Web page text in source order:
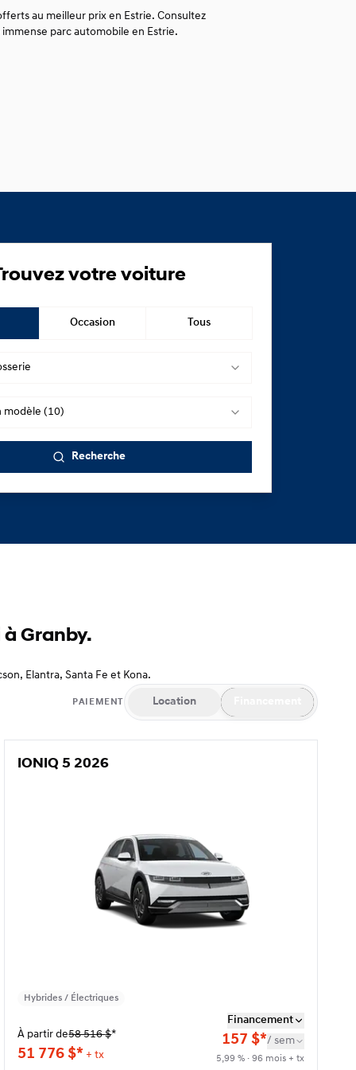
au meilleur prix en Estrie. Consultez
parc automobile en Estrie.
votre voiture
Occasion Tous
modèle (10)
Recherche
Granby.
Elantra, Santa Fe et Kona.
PAIEMENT Location
IONIQ 5 2026
Hybrides / Électriques
À partir de58 516$*
51 776$* + tx
Financement
157 $*/ sem
5,99 % · 96 mois + tx